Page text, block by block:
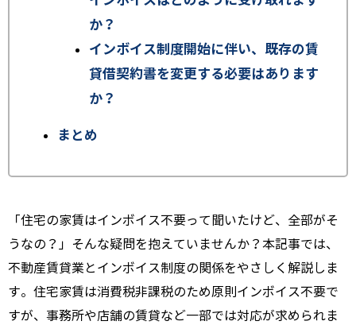
か？
インボイス制度開始に伴い、既存の賃
貸借契約書を変更する必要はあります
か？
まとめ
「住宅の家賃はインボイス不要って聞いたけど、全部がそ
うなの？」そんな疑問を抱えていませんか？本記事では、
不動産賃貸業とインボイス制度の関係をやさしく解説しま
す。住宅家賃は消費税非課税のため原則インボイス不要で
すが、事務所や店舗の賃貸など一部では対応が求められま